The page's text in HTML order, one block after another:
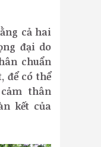
cả hai
đại do
chuẩn
để có thể
thân
kết của